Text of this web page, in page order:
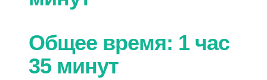
Общее время: 1 час
35 минут